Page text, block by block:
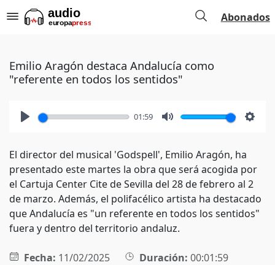
Abonados
Emilio Aragón destaca Andalucía como
"referente en todos los sentidos"
01:59
El director del musical 'Godspell', Emilio Aragón, ha
presentado este martes la obra que será acogida por
el Cartuja Center Cite de Sevilla del 28 de febrero al 2
de marzo. Además, el polifacélico artista ha destacado
que Andalucía es "un referente en todos los sentidos"
fuera y dentro del territorio andaluz.
Fecha: 11/02/2025 Duración: 00:01:59